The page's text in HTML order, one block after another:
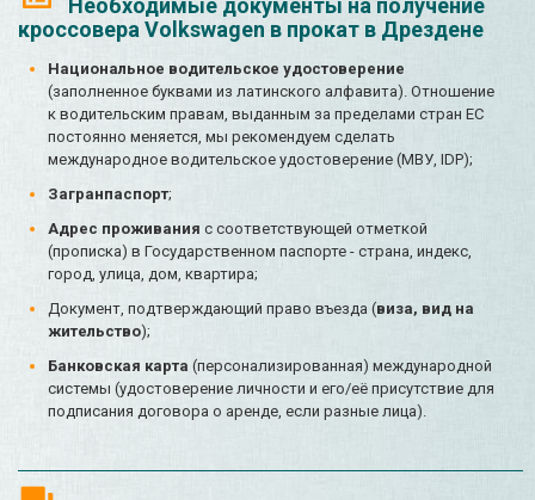
Необходимые документы на получение
кроссовера Volkswagen в прокат в Дрездене
Национальное водительское удостоверение
(заполненное буквами из латинского алфавита). Отношение
к водительским правам, выданным за пределами стран ЕС
постоянно меняется, мы рекомендуем сделать
международное водительское удостоверение (МВУ, IDP);
Загранпаспорт;
Адрес проживания с соответствующей отметкой
(прописка) в Государственном паспорте - страна, индекс,
город, улица, дом, квартира;
Документ, подтверждающий право въезда (виза, вид на
жительство);
Банковская карта (персонализированная) международной
системы (удостоверение личности и его/её присутствие для
подписания договора о аренде, если разные лица).